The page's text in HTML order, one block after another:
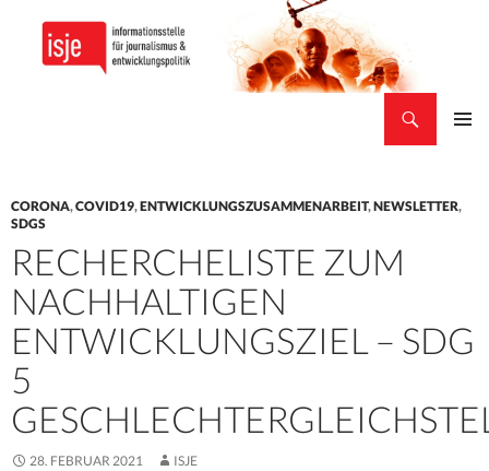
CORONA,COVID19,ENTWICKLUNGSZUSAMMENARBEIT,NEWSLETTER,
SDGS
​RECHERCHELISTE ZUM
NACHHALTIGEN
ENTWICKLUNGSZIEL – SDG
5
28. FEBRUAR 2021 ISJE